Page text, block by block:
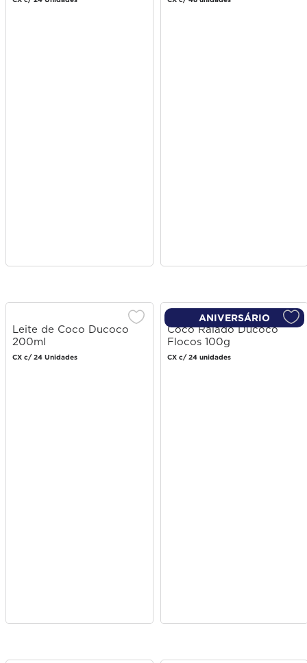
Leite de Coco Ducoco
200ml
CX c/ 24 Unidades
ANIVERSÁRIO
Coco Ralado Ducoco
Flocos 100g
CX c/ 24 unidades